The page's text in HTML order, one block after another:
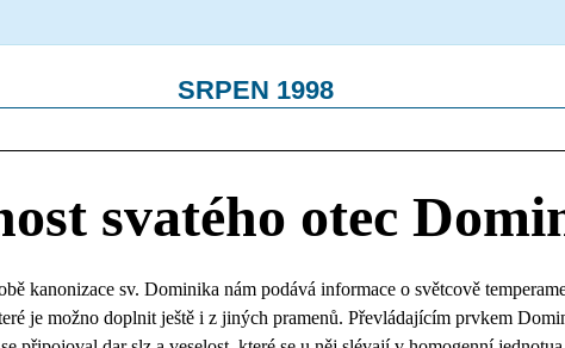
SRPEN 1998
IV. 1998-
svatého otec
kanonizace sv. Dominika nám podává informace o světcově
je možno doplnit ještě i z jiných pramenů. Převládajícím prvkem